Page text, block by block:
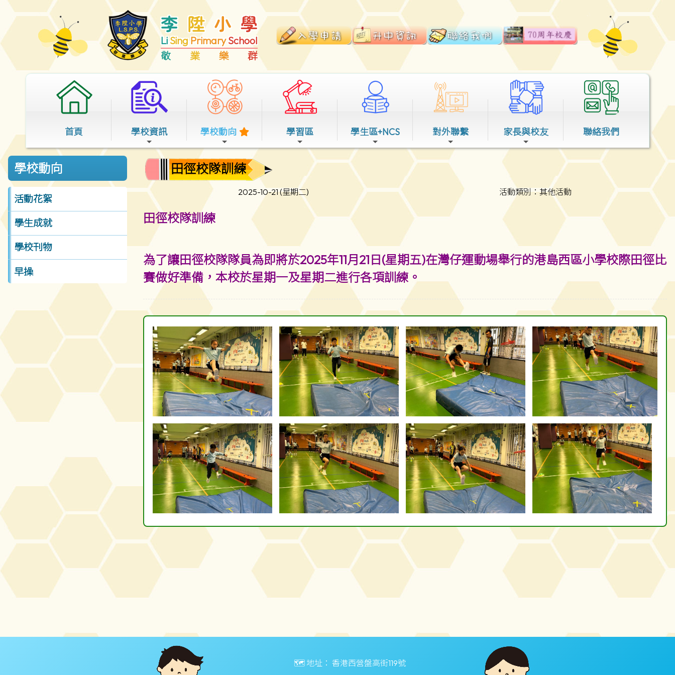
李 陞 小 學
LiSingPrimarySchool
敬
業 樂 群
首頁 學校資訊 學校動向 學習區 學生區+NCS 對外聯繫 家長與校友 聯絡我們
學校動向
活動花絮
學生成就
學校刊物
早操
田徑校隊訓練
2025-10-21 (星期二) 活動類別：其他活動
田徑校隊訓練
為了讓田徑校隊隊員為即將於2025年11月21日(星期五)在灣仔運動場舉行的港島西區小學校際田徑比
賽做好準備，本校於星期一及星期二進行各項訓練。
🗺️ 地址： 香港西營盤高街119號